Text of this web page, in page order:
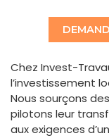
Chez Invest-
l’investissement
Nous sourçons
pilotons leur
aux exigences